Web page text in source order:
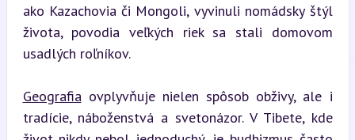
ako Kazachovia či Mongoli, vyvinuli nomádsky štýl
života, povodia veľkých riek sa stali domovom
usadlých roľníkov.
Geografia ovplyvňuje nielen spôsob obživy, ale i
tradície, náboženstvá a svetonázor. V Tibete, kde